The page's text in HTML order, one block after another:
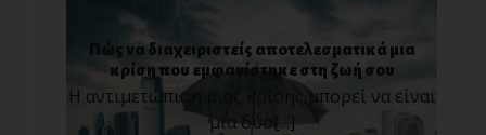
Πώς να διαχειριστείς αποτελεσματικά μια
κρίση που εμφανίστηκε στη ζωή σου
Η αντιμετώπιση μιας κρίσης μπορεί να είναι
μια δύσ[...]